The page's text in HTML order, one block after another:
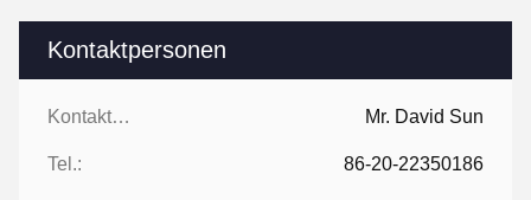
Kontaktpersonen
Kontaktpersonen: Mr. David Sun
Tel.: 86-20-22350186